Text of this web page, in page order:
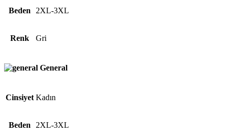
Beden 2XL-3XL
Renk Gri
General
Cinsiyet Kadın
Beden 2XL-3XL